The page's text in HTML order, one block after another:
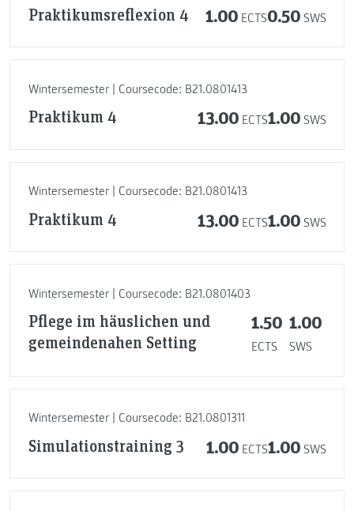
Praktikumsreflexion 4 1.00 ECTS0.50 SWS
Wintersemester | Coursecode: B21.0801413
Praktikum 4 13.00 ECTS1.00 SWS
Wintersemester | Coursecode: B21.0801413
Praktikum 4 13.00 ECTS1.00 SWS
Wintersemester | Coursecode: B21.0801403
Pflege im häuslichen und
gemeindenahen Setting
1.50
ECTS
1.00
SWS
Wintersemester | Coursecode: B21.0801311
Simulationstraining 3 1.00 ECTS1.00 SWS